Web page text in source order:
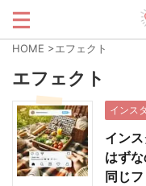
HOME >エフェクト
エフェクト
インスタ
イン
はず
同じ